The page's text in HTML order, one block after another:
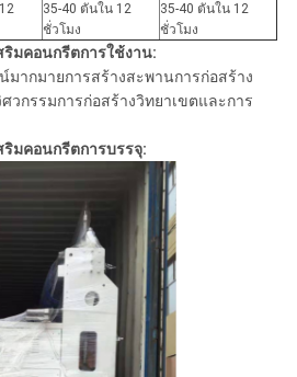
35-40 ตันใน 12
ชั่วโมง
35-40 ตันใน 12
ชั่วโมง
ริมคอนกรีตการใช้งาน:
มากมายการสร้างสะพานการก่อสร้าง
วกรรมการก่อสร้างวิทยาเขตและการ
ริมคอนกรีตการบรรจุ: